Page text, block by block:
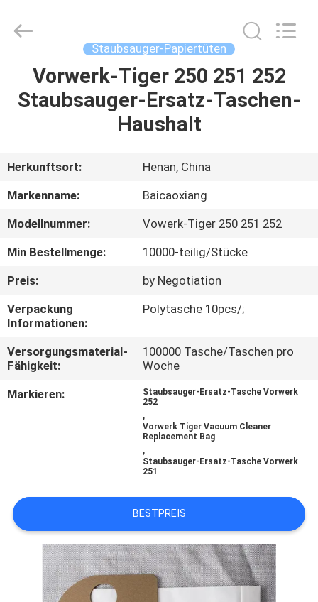
HAUS
ÜBER
UNS
FABRIK-
AUSFLUG
QUALITÄTSKONTROLLE
TRETEN
SIE
MIT
FORDERN
SIE
ZITAT
Rights
Staubsauger-Papiertüten
Vorwerk-Tiger 250 251 252
Staubsauger-Ersatz-Taschen-
Haushalt
Herkunftsort:
Henan, China
Markenname:
Baicaoxiang
Modellnummer:
Vowerk-Tiger 250 251 252
Min Bestellmenge:
10000-teilig/Stücke
Preis:
by Negotiation
Verpackung
Informationen:
Polytasche 10pcs/;
Versorgungsmaterial-
Fähigkeit:
100000 Tasche/Taschen pro
Woche
Markieren:
Staubsauger-Ersatz-Tasche Vorwerk
252
,
Vorwerk Tiger Vacuum Cleaner
Replacement Bag
,
Staubsauger-Ersatz-Tasche Vorwerk
251
BESTPREIS